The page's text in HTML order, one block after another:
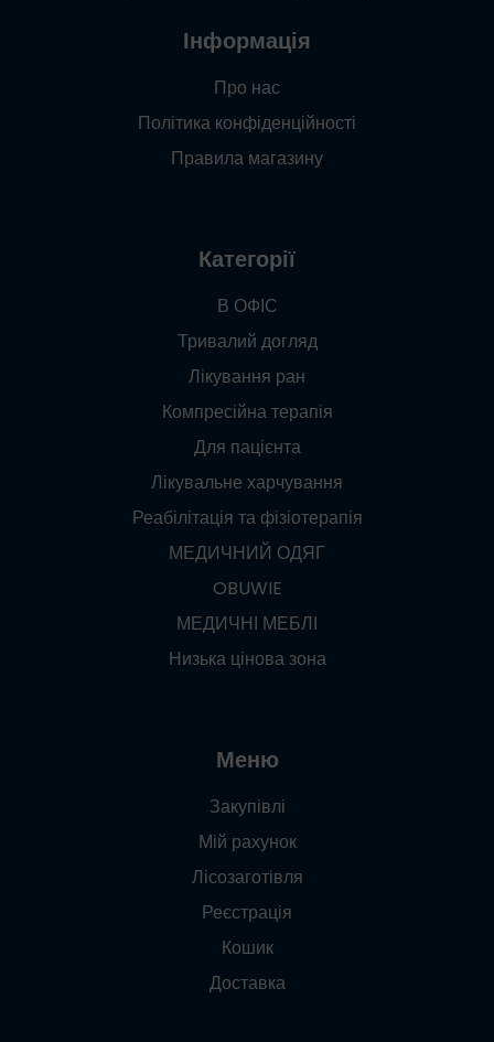
Інформація
Про нас
Політика конфіденційності
Правила магазину
Категорії
В ОФІС
Тривалий догляд
Лікування ран
Компресійна терапія
Для пацієнта
Лікувальне харчування
Реабілітація та фізіотерапія
МЕДИЧНИЙ ОДЯГ
OBUWIE
МЕДИЧНІ МЕБЛІ
Низька цінова зона
Меню
Закупівлі
Мій рахунок
Лісозаготівля
Реєстрація
Кошик
Доставка